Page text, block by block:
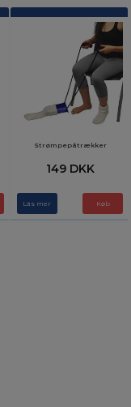
Strømpepåtrækker
149 DKK
Läs mer